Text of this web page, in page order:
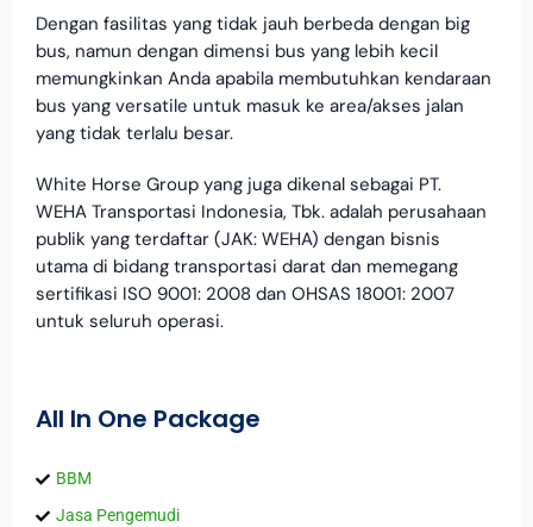
Dengan fasilitas yang tidak jauh berbeda dengan big
bus, namun dengan dimensi bus yang lebih kecil
memungkinkan Anda apabila membutuhkan kendaraan
bus yang versatile untuk masuk ke area/akses jalan
yang tidak terlalu besar.
White Horse Group yang juga dikenal sebagai PT.
WEHA Transportasi Indonesia, Tbk. adalah perusahaan
publik yang terdaftar (JAK: WEHA) dengan bisnis
utama di bidang transportasi darat dan memegang
sertifikasi ISO 9001: 2008 dan OHSAS 18001: 2007
untuk seluruh operasi.
All In One Package
BBM
Jasa Pengemudi